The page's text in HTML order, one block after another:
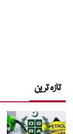
تازہ ترین